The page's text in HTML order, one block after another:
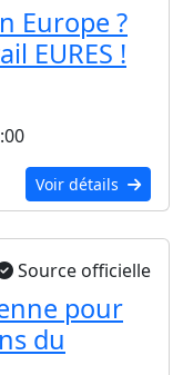
Europe ?
EURES !
Voir détails
Source officielle
pour
du